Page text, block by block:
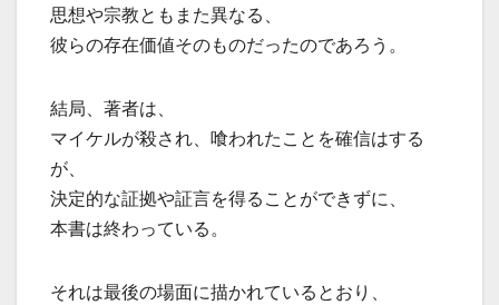
思想や宗教ともまた異なる、
彼らの存在価値そのものだったのであろう。
結局、著者は、
マイケルが殺され、喰われたことを確信はする
が、
決定的な証拠や証言を得ることができずに、
本書は終わっている。
それは最後の場面に描かれているとおり、